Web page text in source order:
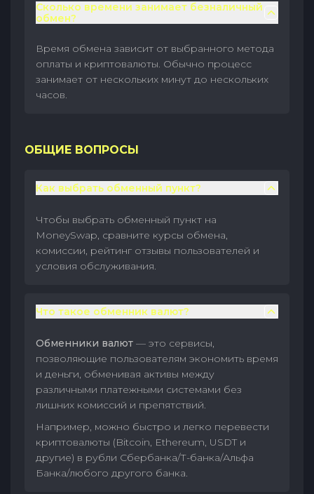
Сколько времени занимает безналичный
обмен?
Время обмена зависит от выбранного метода
оплаты и криптовалюты. Обычно процесс
занимает от нескольких минут до нескольких
часов.
ОБЩИЕ ВОПРОСЫ
Как выбрать обменный пункт?
Чтобы выбрать обменный пункт на
MoneySwap, сравните курсы обмена,
комиссии, рейтинг отзывы пользователей и
условия обслуживания.
Что такое обменник валют?
Обменники валют — это сервисы,
позволяющие пользователям экономить время
и деньги, обменивая активы между
различными платежными системами без
лишних комиссий и препятствий.
Например, можно быстро и легко перевести
криптовалюты (Bitcoin, Ethereum, USDT и
другие) в рубли Сбербанка/Т-банка/Альфа
Банка/любого другого банка.